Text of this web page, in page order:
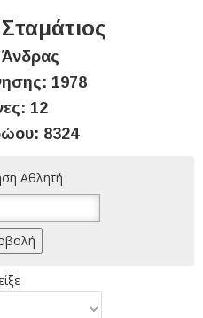
1978
12
8324
Αθλητή